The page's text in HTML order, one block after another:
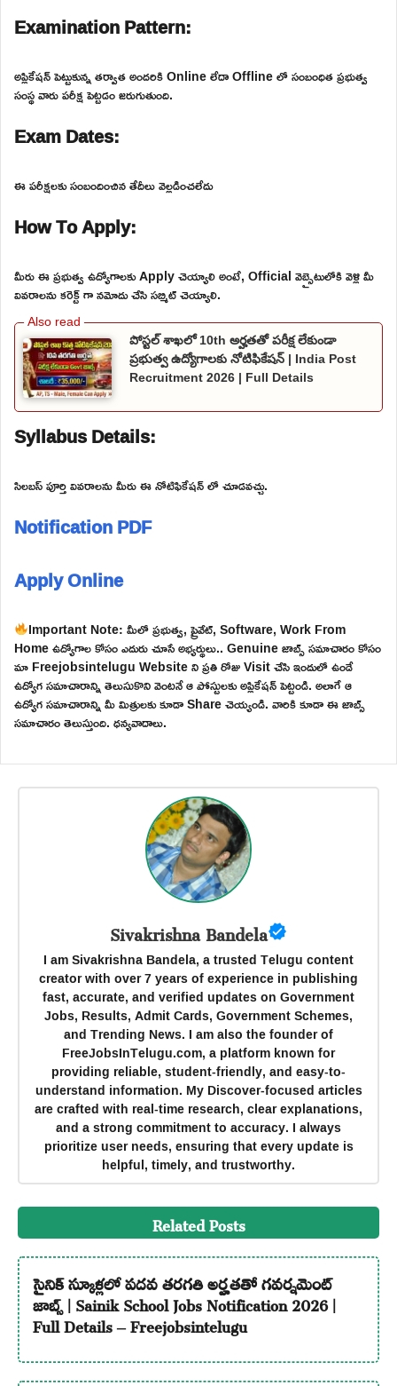
Examination Pattern:
అప్లికేషన్ పెట్టుకున్న తర్వాత అందరికి Online లేదా Offline లో సంబంధిత ప్రభుత్వ
సంస్థ వారు పరీక్ష పెట్టడం జరుగుతుంది.
Exam Dates:
ఈ పరీక్షలకు సంబందించిన తేదీలు వెల్లడించలేదు
How To Apply:
మీరు ఈ ప్రభుత్వ ఉద్యోగాలకు Apply చెయ్యాలి అంటే, Official వెబ్సైటులోకి వెళ్లి మీ
వివరాలను కరెక్ట్ గా నమోదు చేసి సబ్మిట్ చెయ్యాలి.
పోస్టల్ శాఖలో 10th అర్హతతో పరీక్ష లేకుండా
ప్రభుత్వ ఉద్యోగాలకు నోటిఫికేషన్ | India Post
Recruitment 2026 | Full Details
Syllabus Details:
సిలబస్ పూర్తి వివరాలను మీరు ఈ నోటిఫికేషన్ లో చూడవచ్చు.
Notification PDF
Apply Online
Important Note: మీలో ప్రభుత్వ, ప్రైవేట్, Software, Work From
Home ఉద్యోగాల కోసం ఎదురు చూసే అభ్యర్థులు.. Genuine జాబ్స్ సమాచారం కోసం
మా Freejobsintelugu Website ని ప్రతి రోజు Visit చేసి ఇందులో ఉండే
ఉద్యోగ సమాచారాన్ని తెలుసుకొని వెంటనే ఆ పోస్టులకు అప్లికేషన్ పెట్టండి. అలాగే ఆ
ఉద్యోగ సమాచారాన్ని మీ మిత్రులకు కూడా Share చెయ్యండి. వారికి కూడా ఈ జాబ్స్
సమాచారం తెలుస్తుంది. ధన్యవాదాలు.
Sivakrishna Bandela
I am Sivakrishna Bandela, a trusted Telugu content
creator with over 7 years of experience in publishing
fast, accurate, and verified updates on Government
Jobs, Results, Admit Cards, Government Schemes,
and Trending News. I am also the founder of
FreeJobsInTelugu.com, a platform known for
providing reliable, student-friendly, and easy-to-
understand information. My Discover-focused articles
are crafted with real-time research, clear explanations,
and a strong commitment to accuracy. I always
prioritize user needs, ensuring that every update is
helpful, timely, and trustworthy.
Related Posts
సైనిక్ స్కూళ్లలో పదవ తరగతి అర్హతతో గవర్నమెంట్
జాబ్స్ | Sainik School Jobs Notification 2026 |
Full Details – Freejobsintelugu